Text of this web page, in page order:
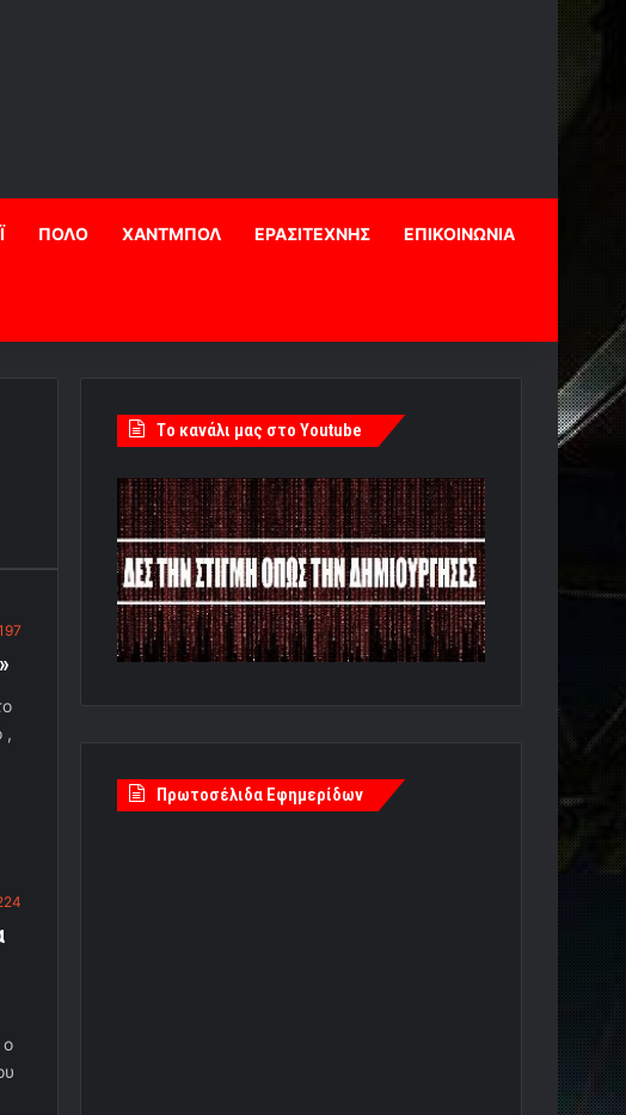
ΠΟΛΟ ΧΑΝΤΜΠΟΛ ΕΡΑΣΙΤΕΧΝΗΣ ΕΠΙΚΟΙΝΩΝΙΑ
,
ο
Tο κανάλι μας στο Youtube
Πρωτοσέλιδα Εφημερίδων